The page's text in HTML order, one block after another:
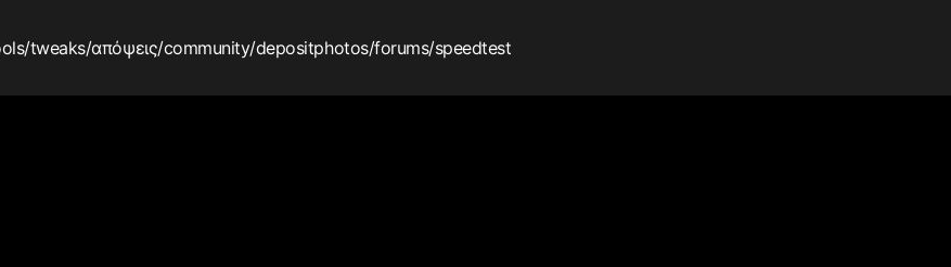
/tweaks/απόψεις/community/depositphotos/forums/speedtest